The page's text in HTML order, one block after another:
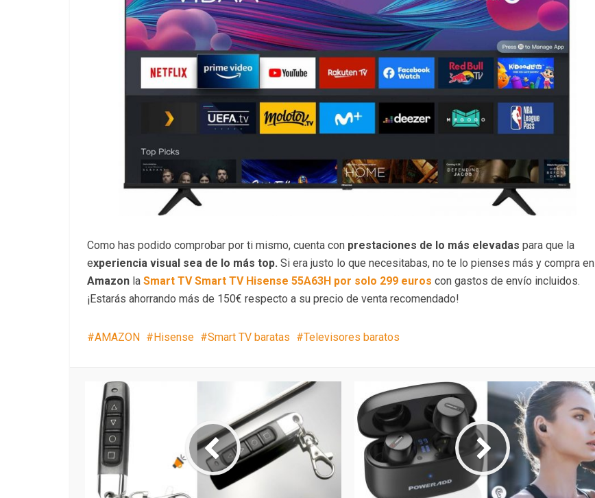
Como has podido comprobar por ti mismo, cuenta con prestaciones de lo más elevadas para que la
experiencia visual sea de lo más top. Si era justo lo que necesitabas, no te lo pienses más y compra en
Amazon la Smart TVSmart TV Hisense 55A63H por solo 299 euros con gastos de envío incluidos.
¡Estarás ahorrando más de 150€ respecto a su precio de venta recomendado!
AMAZON Hisense Smart TV baratas Televisores baratos